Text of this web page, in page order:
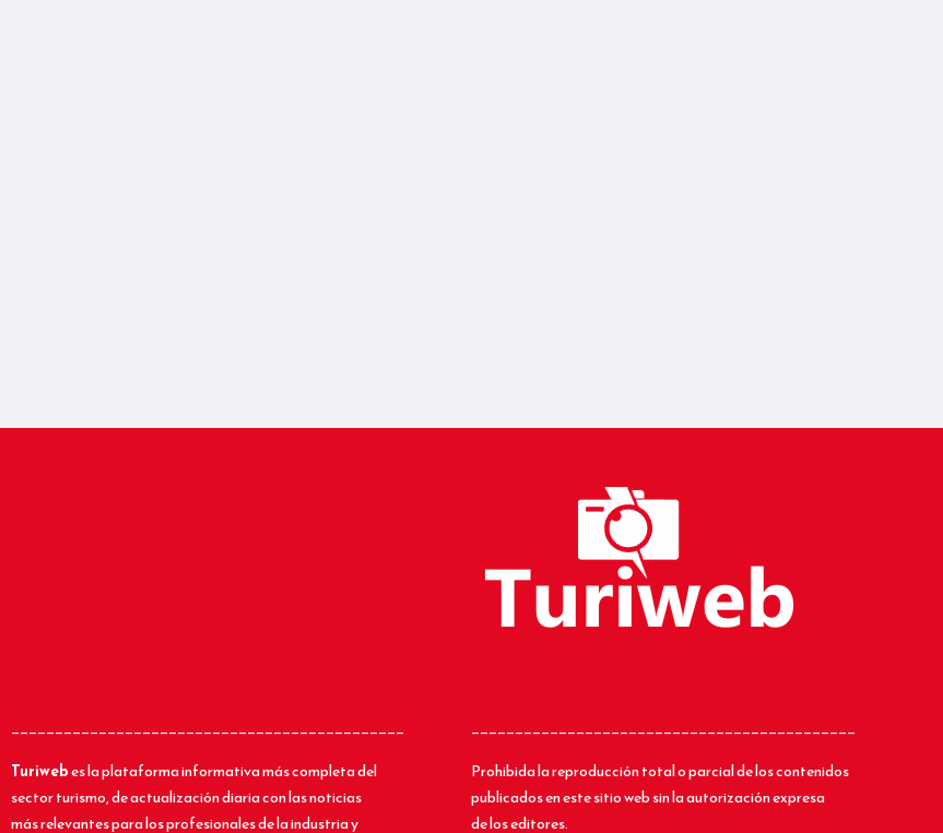
_____________________________________________
Turiwebes la plataforma informativa más completa del
sector turismo, de actualización diaria con las noticias
más relevantes para los profesionales de la industria y
____________________________________________
Prohibida la reproducción total o parcial de los contenidos
publicados en este sitio web sin la autorización expresa
de los editores.